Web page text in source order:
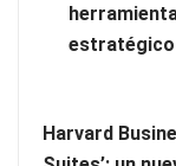
Zoomex mejora
estratégico
Harvard